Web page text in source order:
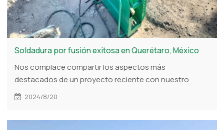
Soldadura por fusión exitosa en Querétaro, México
Nos complace compartir los aspectos más
destacados de un proyecto reciente con nuestro
equipo avanzado de soldadura por fusión, que ha
2024/8/20